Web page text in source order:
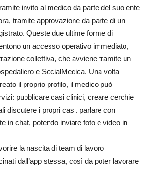
invito al medico da parte del suo ente
tramite approvazione da parte di un
Queste due ultime forme di
un accesso operativo immediato,
collettiva, che avviene tramite un
e SocialMedica. Una volta
il proprio profilo, il medico può
pubblicare casi clinici, creare cerchie
discutere i propri casi, parlare con
in chat, potendo inviare foto e video in
la nascita di team di lavoro
dall’app stessa, così da poter lavorare